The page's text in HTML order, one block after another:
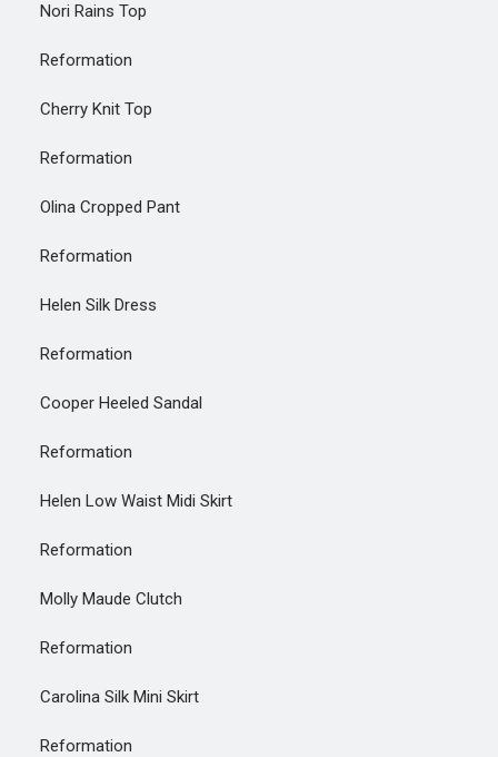
Nori Rains Top
Reformation
Cherry Knit Top
Reformation
Olina Cropped Pant
Reformation
Helen Silk Dress
Reformation
Cooper Heeled Sandal
Reformation
Helen Low Waist Midi Skirt
Reformation
Molly Maude Clutch
Reformation
Carolina Silk Mini Skirt
Reformation